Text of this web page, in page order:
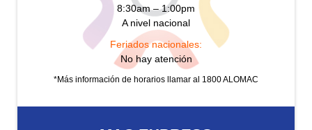
8:30am – 1:00pm
A nivel nacional
Feriados nacionales:
No hay atención
*Más información de horarios llamar al 1800 ALOMAC